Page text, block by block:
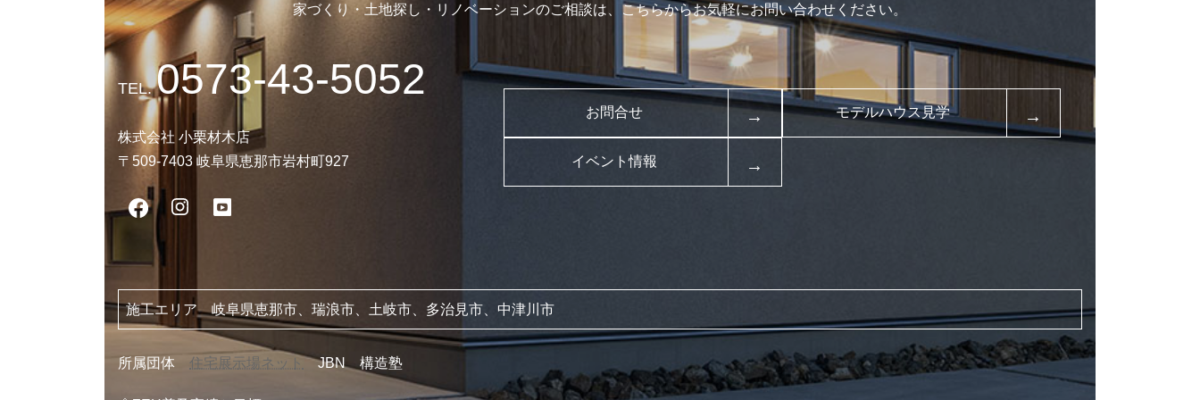
家づくり・土地探し・リノベーションのご相談は、 こちらからお気軽にお問い合わせください。
TEL.0573-43-5052
株式会社 小栗材木店
〒509-7403 岐阜県恵那市岩村町927
お問合せ モデルハウス見学
イベント情報
施工エリア 岐阜県恵那市、瑞浪市、土岐市、多治見市、中津川市
所属団体 住宅展示場ネット JBN 構造塾